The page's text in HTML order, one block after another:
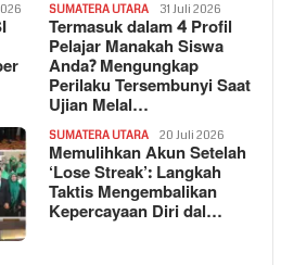
SUMATERA UTARA 31 Juli 2026
Termasuk dalam 4 Profil
Pelajar Manakah Siswa
Anda? Mengungkap
Perilaku Tersembunyi Saat
Ujian Melal…
SUMATERA UTARA 20 Juli 2026
Memulihkan Akun Setelah
‘Lose Streak’: Langkah
Taktis Mengembalikan
Kepercayaan Diri dal…